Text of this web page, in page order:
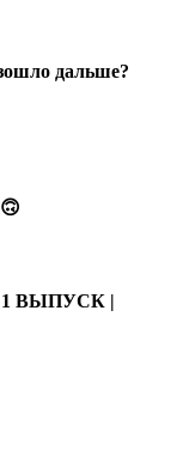
дальше?
ВЫПУСК |